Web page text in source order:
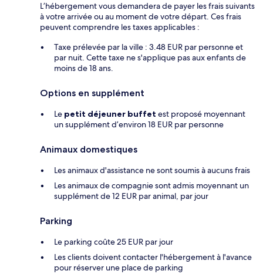
L’hébergement vous demandera de payer les frais suivants
à votre arrivée ou au moment de votre départ. Ces frais
peuvent comprendre les taxes applicables :
Taxe prélevée par la ville : 3.48 EUR par personne et
par nuit. Cette taxe ne s'applique pas aux enfants de
moins de 18 ans.
Options en supplément
Le petit déjeuner buffet est proposé moyennant
un supplément d’environ 18 EUR par personne
Animaux domestiques
Les animaux d'assistance ne sont soumis à aucuns frais
Les animaux de compagnie sont admis moyennant un
supplément de 12 EUR par animal, par jour
Parking
Le parking coûte 25 EUR par jour
Les clients doivent contacter l'hébergement à l'avance
pour réserver une place de parking